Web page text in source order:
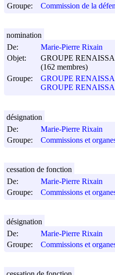
Groupe:
Commission de la
De:
Marie-Pierre Rixain
Objet:
GROUPE
(162 membres)
Groupe:
GROUPE
GROUPE
nomination
De:
Marie-Pierre Rixain
Groupe:
Commissions et
désignation
De:
Marie-Pierre Rixain
Groupe:
Commissions et
cessation de fonction
De:
Marie-Pierre Rixain
Groupe:
Commissions et
désignation